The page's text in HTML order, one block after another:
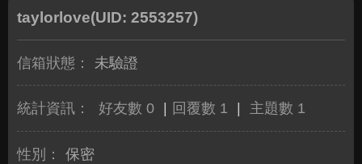
taylorlove(UID: 2553257)
信箱狀態： 未驗證
統計資訊： 好友數 0 回覆數 1 主題數 1
性別：
保密